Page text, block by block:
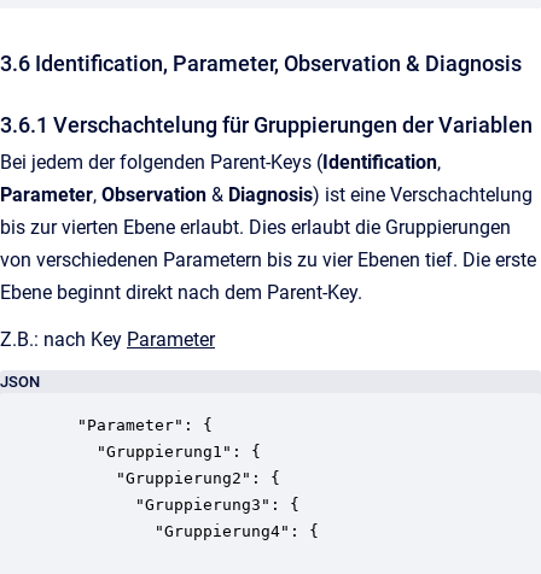
3.6 Identification, Parameter, Observation & Diagnosis
3.6.1 Verschachtelung für Gruppierungen der Variablen
Bei jedem der folgenden Parent-Keys (Identification,
Parameter, Observation & Diagnosis) ist eine Verschachtelung
bis zur vierten Ebene erlaubt. Dies erlaubt die Gruppierungen
von verschiedenen Parametern bis zu vier Ebenen tief. Die erste
Ebene beginnt direkt nach dem Parent-Key.
Z.B.: nach Key Parameter
JSON
  "Parameter": {
    "Gruppierung1": {
      "Gruppierung2": {
        "Gruppierung3": {
          "Gruppierung4": {